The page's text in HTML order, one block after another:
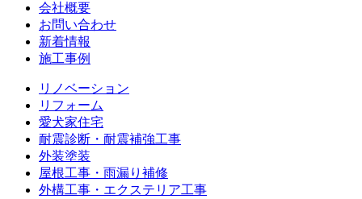
会社概要
お問い合わせ
新着情報
施工事例
リノベーション
リフォーム
愛犬家住宅
耐震診断・耐震補強工事
外装塗装
屋根工事・雨漏り補修
外構工事・エクステリア工事